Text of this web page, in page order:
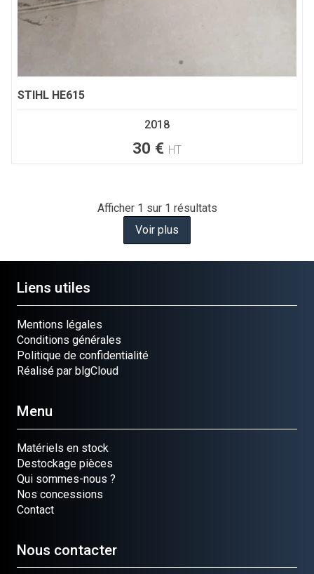
STIHL HE615
2018
30 € HT
Afficher 1 sur 1 résultats
Voir plus
Liens utiles
Mentions légales
Conditions générales
Politique de confidentialité
Réalisé par blgCloud
Menu
Matériels en stock
Destockage pièces
Qui sommes-nous ?
Nos concessions
Contact
Nous contacter